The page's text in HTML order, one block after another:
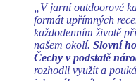
„V jarní outdoorové
formát upřímných
každodenním životě
našem okolí. Slovní
Čechy v podstatě
rozhodli využít a